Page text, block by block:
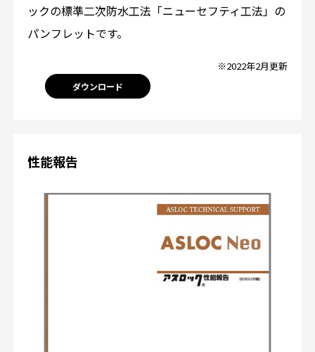
ックの標準二次防水工法「ニューセフティ工法」の
パンフレットです。
※2022年2月更新
ダウンロード
性能報告